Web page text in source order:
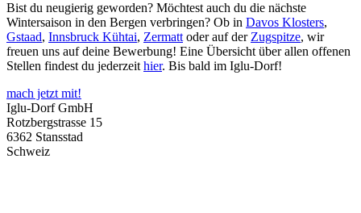
Bist du neugierig geworden? Möchtest auch du die nächste
Wintersaison in den Bergen verbringen? Ob in Davos Klosters,
Gstaad, Innsbruck Kühtai, Zermatt oder auf der Zugspitze, wir
freuen uns auf deine Bewerbung! Eine Übersicht über allen offenen
Stellen findest du jederzeit hier. Bis bald im Iglu-Dorf!
mach jetzt mit!
Iglu-Dorf GmbH
Rotzbergstrasse 15
6362 Stansstad
Schweiz